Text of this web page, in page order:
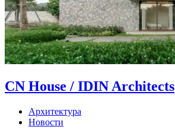
CN House / IDIN Architects
Архитектура
Новости